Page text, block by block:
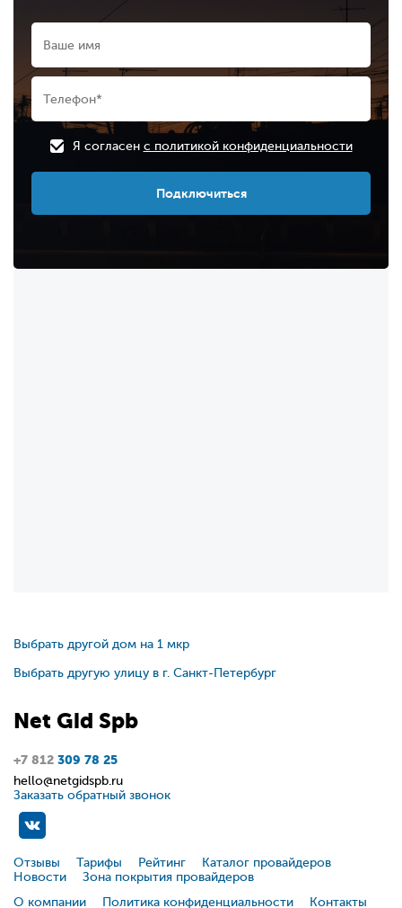
Я согласен с политикой конфиденциальности
Подключиться
Выбрать другой дом на 1 мкр
Выбрать другую улицу в г. Санкт-Петербург
Net Gid Spb
+7 812 309 78 25
hello@netgidspb.ru
Заказать обратный звонок
Отзывы Тарифы Рейтинг
Каталог провайдеров
Новости
Зона покрытия провайдеров
О компании
Политика конфиденциальности Контакты